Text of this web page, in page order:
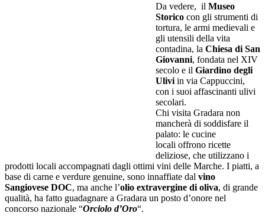
Da vedere, il Museo
Storico con gli strumenti di
tortura, le armi medievali e
gli utensili della vita
contadina, la Chiesa di San
Giovanni, fondata nel XIV
secolo e il Giardino degli
Ulivi in via Cappuccini,
con i suoi affascinanti ulivi
secolari.
Chi visita Gradara non
mancherà di soddisfare il
palato: le cucine
locali offrono ricette
deliziose, che utilizzano i
prodotti locali accompagnati dagli ottimi vini delle Marche. I piatti, a
base di carne e verdure genuine, sono innaffiate dal vino
Sangiovese DOC, ma anche l’olio extravergine di oliva, di grande
qualità, ha fatto guadagnare a Gradara un posto d’onore nel
concorso nazionale “Orciolo d’Oro“.